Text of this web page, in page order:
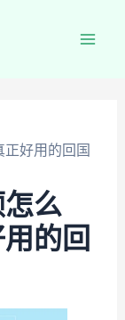
好用的回国
么
的回